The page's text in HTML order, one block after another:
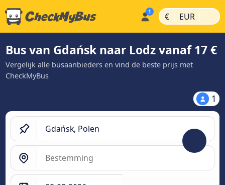
€ | EUR |
Bus van Gdańsk naar Lodz vanaf 17 €
Vergelijk alle busaanbieders en vind de beste prijs met
CheckMyBus
1